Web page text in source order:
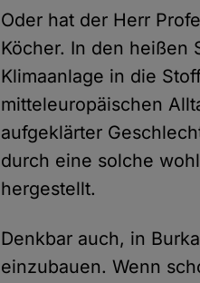
Oder hat der Herr
Köcher. In den heißen
Klimaanlage in die
mitteleuropäischen
aufgeklärter
durch eine solche
hergestellt.
Denkbar auch, in
einzubauen. Wenn